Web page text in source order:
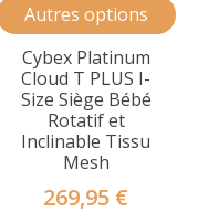
Autres options
Cybex Platinum
Cloud T PLUS I-
Size Siège Bébé
Rotatif et
Inclinable Tissu
Mesh
269,95 €